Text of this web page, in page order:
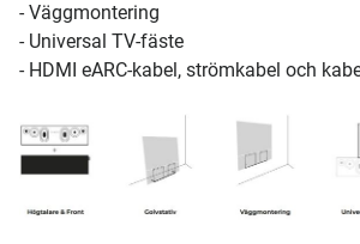
- Väggmontering
- Universal TV-fäste
- HDMI eARC-kabel, strömkabel och